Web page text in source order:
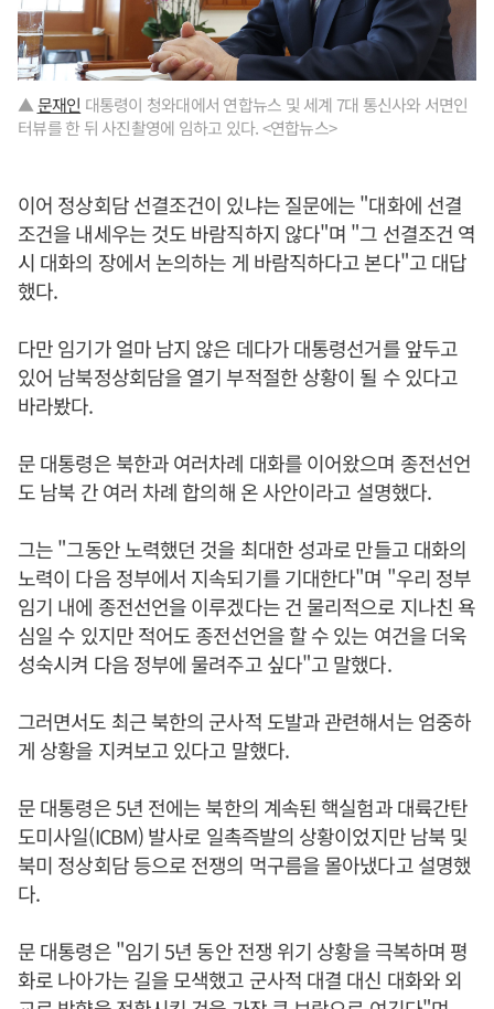
▲문재인 대통령이 청와대에서 연합뉴스 및 세계 7대 통신사와 서면인
터뷰를 한 뒤 사진촬영에 임하고 있다. <연합뉴스>
이어 정상회담 선결조건이 있냐는 질문에는 "대화에 선결
조건을 내세우는 것도 바람직하지 않다"며 "그 선결조건 역
시 대화의 장에서 논의하는 게 바람직하다고 본다"고 대답
했다.
다만 임기가 얼마 남지 않은 데다가 대통령선거를 앞두고
있어 남북정상회담을 열기 부적절한 상황이 될 수 있다고
바라봤다.
문 대통령은 북한과 여러차례 대화를 이어왔으며 종전선언
도 남북 간 여러 차례 합의해 온 사안이라고 설명했다.
그는 "그동안 노력했던 것을 최대한 성과로 만들고 대화의
노력이 다음 정부에서 지속되기를 기대한다"며 "우리 정부
임기 내에 종전선언을 이루겠다는 건 물리적으로 지나친 욕
심일 수 있지만 적어도 종전선언을 할 수 있는 여건을 더욱
성숙시켜 다음 정부에 물려주고 싶다"고 말했다.
그러면서도 최근 북한의 군사적 도발과 관련해서는 엄중하
게 상황을 지켜보고 있다고 말했다.
문 대통령은 5년 전에는 북한의 계속된 핵실험과 대륙간탄
도미사일(ICBM) 발사로 일촉즉발의 상황이었지만 남북 및
북미 정상회담 등으로 전쟁의 먹구름을 몰아냈다고 설명했
다.
문 대통령은 "임기 5년 동안 전쟁 위기 상황을 극복하며 평
화로 나아가는 길을 모색했고 군사적 대결 대신 대화와 외